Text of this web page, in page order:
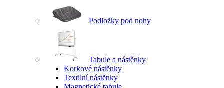
Podložky pod nohy
Tabule a nástěnky
Korkové nástěnky
Textilní nástěnky